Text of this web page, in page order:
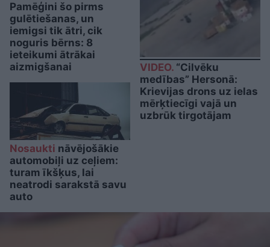
Pamēģini šo pirms
gulētiešanas, un
iemigsi tik ātri, cik
noguris bērns: 8
ieteikumi ātrākai
aizmigšanai
Nosaukti nāvējošākie
automobiļi uz ceļiem:
turam īkšķus, lai
neatrodi sarakstā savu
auto
VIDEO. “Cilvēku
medības” Hersonā:
Krievijas drons uz ielas
mērķtiecīgi vajā un
uzbrūk tirgotājam